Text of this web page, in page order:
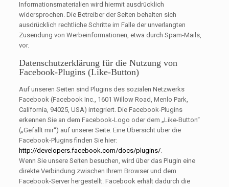
Informationsmaterialien wird hiermit ausdrücklich
widersprochen. Die Betreiber der Seiten behalten sich
ausdrücklich rechtliche Schritte im Falle der unverlangten
Zusendung von Werbeinformationen, etwa durch Spam-Mails,
vor.
Datenschutzerklärung für die Nutzung von
Facebook-Plugins (Like-Button)
Auf unseren Seiten sind Plugins des sozialen Netzwerks
Facebook (Facebook Inc., 1601 Willow Road, Menlo Park,
California, 94025, USA) integriert. Die Facebook-Plugins
erkennen Sie an dem Facebook-Logo oder dem „Like-Button“
(„Gefällt mir“) auf unserer Seite. Eine Übersicht über die
Facebook-Plugins finden Sie hier:
http://developers.facebook.com/docs/plugins/.
Wenn Sie unsere Seiten besuchen, wird über das Plugin eine
direkte Verbindung zwischen Ihrem Browser und dem
Facebook-Server hergestellt. Facebook erhält dadurch die